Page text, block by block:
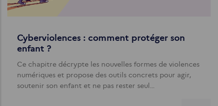
Cyberviolences : comment protéger son
enfant ?
Ce chapitre décrypte les nouvelles formes de violences
numériques et propose des outils concrets pour agir,
soutenir son enfant et ne pas rester seul…